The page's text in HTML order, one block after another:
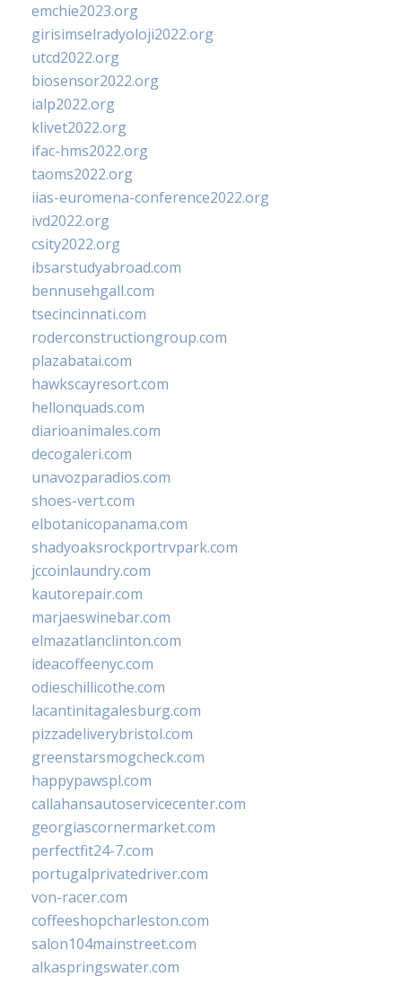
emchie2023.org
girisimselradyoloji2022.org
utcd2022.org
biosensor2022.org
ialp2022.org
klivet2022.org
ifac-hms2022.org
taoms2022.org
iias-euromena-conference2022.org
ivd2022.org
csity2022.org
ibsarstudyabroad.com
bennusehgall.com
tsecincinnati.com
roderconstructiongroup.com
plazabatai.com
hawkscayresort.com
hellonquads.com
diarioanimales.com
decogaleri.com
unavozparadios.com
shoes-vert.com
elbotanicopanama.com
shadyoaksrockportrvpark.com
jccoinlaundry.com
kautorepair.com
marjaeswinebar.com
elmazatlanclinton.com
ideacoffeenyc.com
odieschillicothe.com
lacantinitagalesburg.com
pizzadeliverybristol.com
greenstarsmogcheck.com
happypawspl.com
callahansautoservicecenter.com
georgiascornermarket.com
perfectfit24-7.com
portugalprivatedriver.com
von-racer.com
coffeeshopcharleston.com
salon104mainstreet.com
alkaspringswater.com